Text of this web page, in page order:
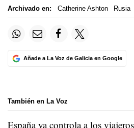
Archivado en: Catherine Ashton Rusia
Añade a La Voz de Galicia en Google
También en La Voz
España ya controla a los viajeros